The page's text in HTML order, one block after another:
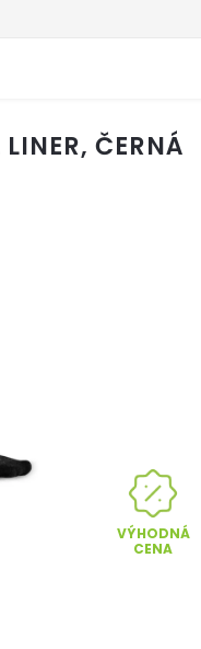
ČERNÁ
VÝHODNÁ
CENA